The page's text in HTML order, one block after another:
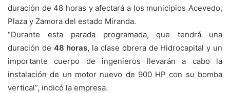
duración de 48 horas y afectará a los municipios Acevedo,
Plaza y Zamora del estado Miranda.
“Durante esta parada programada, que tendrá una
duración de 48 horas, la clase obrera de Hidrocapital y un
importante cuerpo de ingenieros llevarán a cabo la
instalación de un motor nuevo de 900 HP con su bomba
vertical”, indicó la empresa.